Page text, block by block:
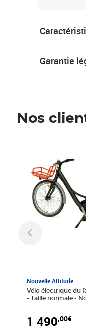
Garantie
Nos
Nouvelle Attitude
Vélo électrique du
- Taille normale -
1 490,00€